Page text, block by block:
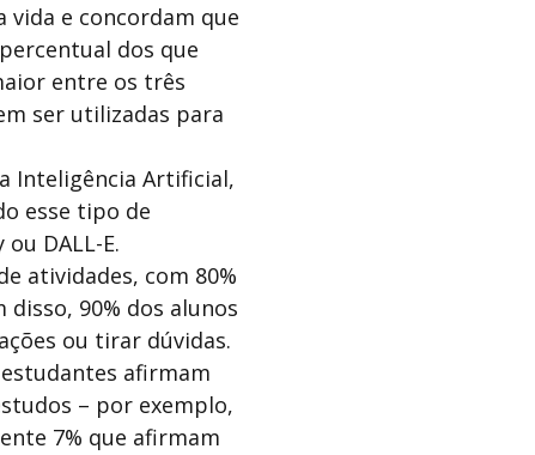
vida e concordam que
dos que
entre os três
ser utilizadas para
Inteligência Artificial,
esse tipo de
DALL-E.
atividades, com 80%
90% dos alunos
ou tirar dúvidas.
afirmam
– por exemplo,
7% que afirmam